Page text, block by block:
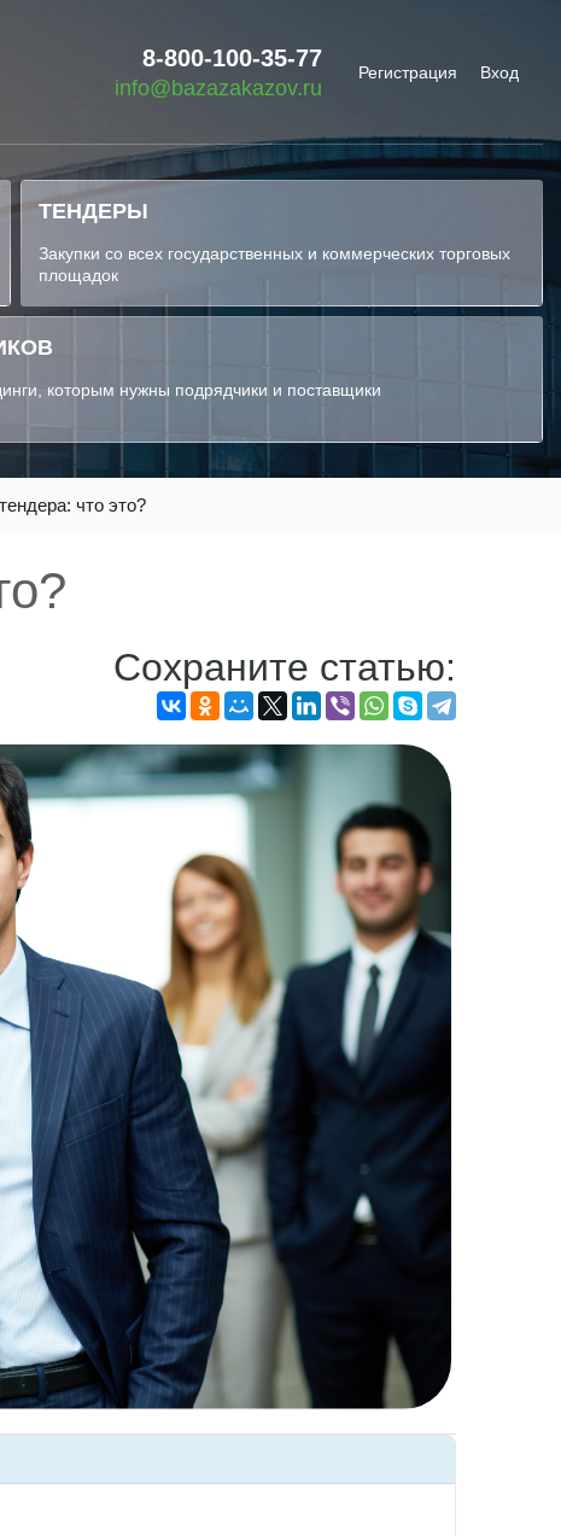
8-800-100-35-77
info@bazazakazov.ru
Регистрация Вход
ТЕНДЕРЫ
Закупки со всех государственных и коммерческих торговых
площадок
которым нужны подрядчики и поставщики
что это?
Сохраните статью: